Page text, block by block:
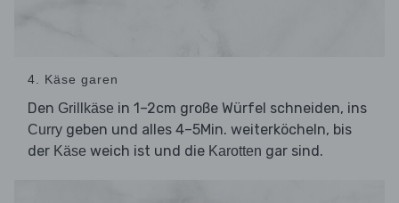
4. Käse garen
Den Grillkäse in 1–2cm große Würfel schneiden, ins
Curry geben und alles 4–5Min. weiterköcheln, bis
der Käse weich ist und die Karotten gar sind.